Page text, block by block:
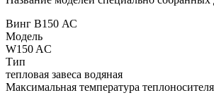
Винг В150 АС
Модель
W150 AC
Тип
тепловая завеса водяная
Максимальная температура теплоносителя